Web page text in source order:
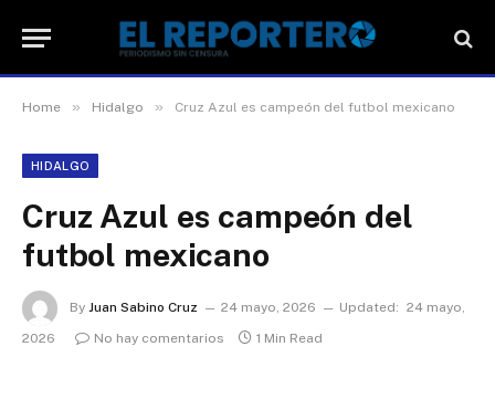
Home » Hidalgo » Cruz Azul es campeón del futbol mexicano
HIDALGO
Cruz Azul es campeón del
futbol mexicano
By Juan Sabino Cruz 24 mayo, 2026 Updated: 24 mayo,
2026
No hay comentarios 1 Min Read